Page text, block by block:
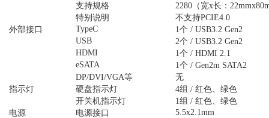
支持规格
2280（宽x长：
特别说明
不支持PCIE4.0
外部接口
TypeC
1个 / USB3.2 Gen2
USB
2个 / USB3.2 Gen2
HDMI
1个 / HDMI 2.1
eSATA
1个 / Gen2m SATA2
DP/DVI/VGA等
无
指示灯
硬盘指示灯
4组 / 红色、绿色
开关机指示灯
1组 / 红色、绿色
电源
电源接口
5.5x2.1mm